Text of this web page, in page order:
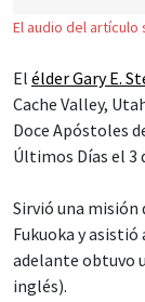
El audio del
El élder Gary E.
Cache Valley,
Doce Apóstoles
Últimos Días el 3
Sirvió una
Fukuoka y
adelante obtuvo
inglés).